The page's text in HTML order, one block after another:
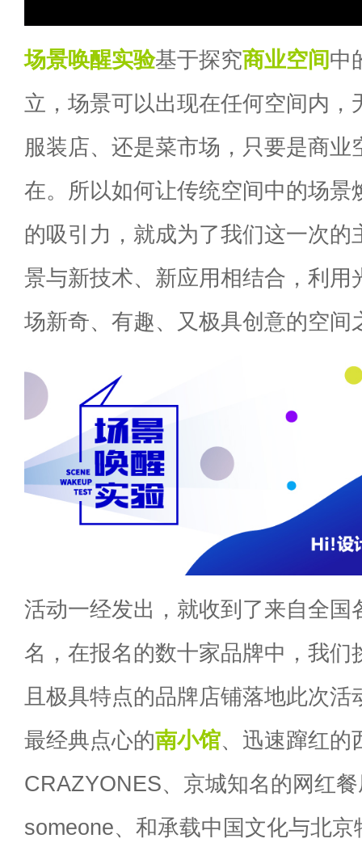
场景唤醒实验基于探究商业空间中
立，场景可以出现在任何空间内，
服装店、还是菜市场，只要是商业
在。所以如何让传统空间中的场景
的吸引力，就成为了我们这一次的
景与新技术、新应用相结合，利用
场新奇、有趣、又极具创意的空间
活动一经发出，就收到了来自全国
名，在报名的数十家品牌中，我们
且极具特点的品牌店铺落地此次
最经典点心的南小馆、迅速蹿红的
CRAZYONES、京城知名的网红
someone、和承载中国文化与北